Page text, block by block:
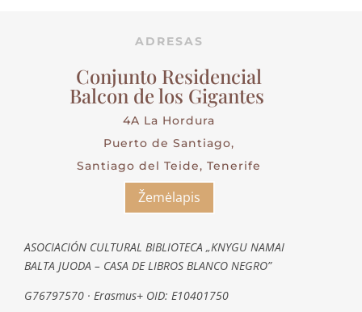
ADRESAS
Conjunto Residencial
Balcon de los Gigantes
4A La Hordura
Puerto de Santiago,
Santiago del Teide, Tenerife
Žemėlapis
ASOCIACIÓN CULTURAL BIBLIOTECA „KNYGU NAMAI
BALTA JUODA – CASA DE LIBROS BLANCO NEGRO”
G76797570 · Erasmus+ OID: E10401750